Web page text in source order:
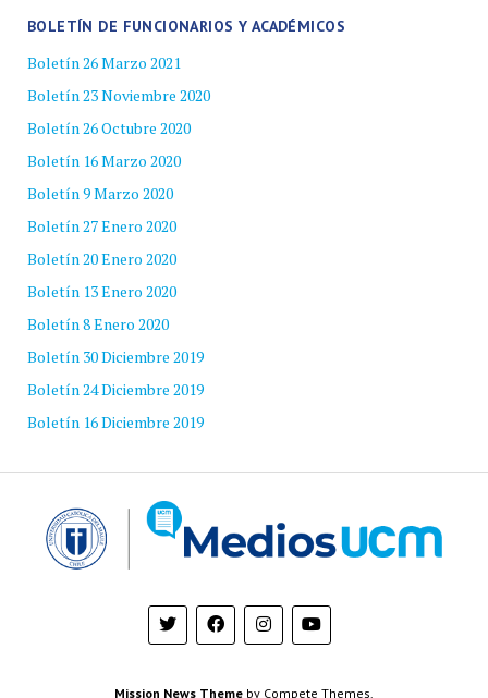
BOLETÍN DE FUNCIONARIOS Y ACADÉMICOS
Boletín 26 Marzo 2021
Boletín 23 Noviembre 2020
Boletín 26 Octubre 2020
Boletín 16 Marzo 2020
Boletín 9 Marzo 2020
Boletín 27 Enero 2020
Boletín 20 Enero 2020
Boletín 13 Enero 2020
Boletín 8 Enero 2020
Boletín 30 Diciembre 2019
Boletín 24 Diciembre 2019
Boletín 16 Diciembre 2019
Mission News Theme by Compete Themes.